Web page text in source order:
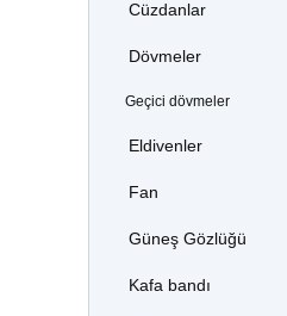
Cüzdanlar
Dövmeler
Geçici dövmeler
Eldivenler
Fan
Güneş Gözlüğü
Kafa bandı